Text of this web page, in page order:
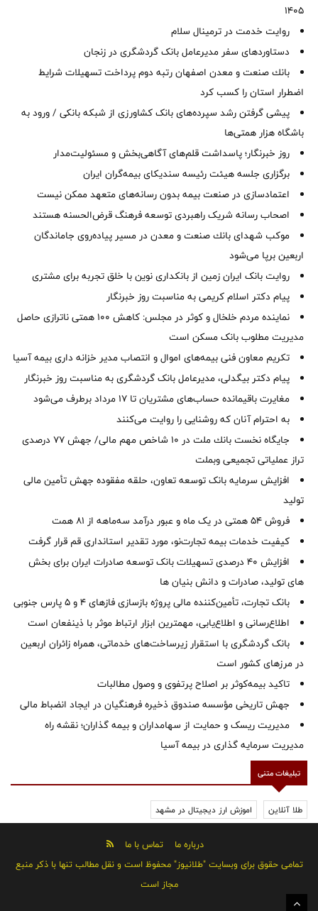
1405
روایت خدمت در ترمینال سلام
دستاوردهای سفر مدیرعامل بانک گردشگری در زنجان
بانك صنعت و معدن اصفهان رتبه دوم پرداخت تسهیلات شرایط
اضطرار استان را كسب كرد
پیشی گرفتن رشد سپرده‌های بانک کشاورزی از شبکه بانکی / ورود به
باشگاه هزار همتی‌ها
روز خبرنگار؛ پاسداشت قلم‌های آگاهی‌بخش و مسئولیت‌مدار
برگزاری جلسه هیئت رئیسه سندیکای بیمه‌گران ایران
اعتمادسازی در صنعت بیمه بدون رسانه‌های متعهد ممکن نیست
اصحاب رسانه شریک راهبردی توسعه فرهنگ قرض‌الحسنه هستند
موكب شهدای بانك صنعت و معدن در مسیر پیاده‌روی جاماندگان
اربعین برپا می‌شود
روایت بانک ایران زمین از بانکداری نوین با خلق تجربه برای مشتری
پیام دکتر اسلام کریمی به مناسبت روز خبرنگار
نماینده مردم خلخال و کوثر در مجلس: کاهش ۱۰۰ همتی ناترازی حاصل
مدیریت مطلوب بانک مسکن است
تکریم معاون فنی بیمه‌های اموال و انتصاب مدیر خزانه داری بیمه آسیا
پیام دکتر بیگدلی، مدیرعامل بانک گردشگری به مناسبت روز خبرنگار
مغایرت‌ باقیمانده حساب‌های مشتریان تا ۱۷ مرداد برطرف می‌شود
به احترام آنان که روشنایی را روایت می‌کنند
جایگاه نخست بانك ملت در 10 شاخص مهم مالی/ جهش 77 درصدی
تراز عملیاتی تجمیعی وبملت
افزایش سرمایه بانک توسعه تعاون، حلقه مفقوده جهش تأمین مالی
تولید
فروش 54 همتی در یک ماه و عبور درآمد سه‌ماهه از 81 همت
کیفیت خدمات بیمه تجارت‌نو، مورد تقدیر استانداری قم قرار گرفت
افزایش 40 درصدی تسهیلات بانک توسعه صادرات ایران برای بخش
های تولید، صادرات و دانش بنیان ها
بانک تجارت، تأمین‌کننده مالی پروژه بازسازی فازهای ۴ و ۵ پارس جنوبی
اطلاع‌رسانی و اطلاع‌یابی، مهمترین ابزار ارتباط موثر با ذینفعان است
بانک گردشگری با استقرار زیرساخت‌های خدماتی، همراه زائران اربعین
در مرزهای کشور است
تاکید بیمه‌کوثر بر اصلاح پرتفوی و وصول مطالبات ‌
جهش تاریخی مؤسسه صندوق ذخیره فرهنگیان در ایجاد انضباط مالی
مدیریت ریسک و حمایت از سهامداران و بیمه گذاران؛ نقشه راه
مدیریت سرمایه گذاری در بیمه آسیا
تبلیغات متنی
طلا آنلاین اموزش ارز دیجیتال در مشهد
درباره ما
تماس با ما
تمامی حقوق برای وبسایت "طلانیوز" محفوظ است و نقل مطالب تنها با ذکر منبع
مجاز است